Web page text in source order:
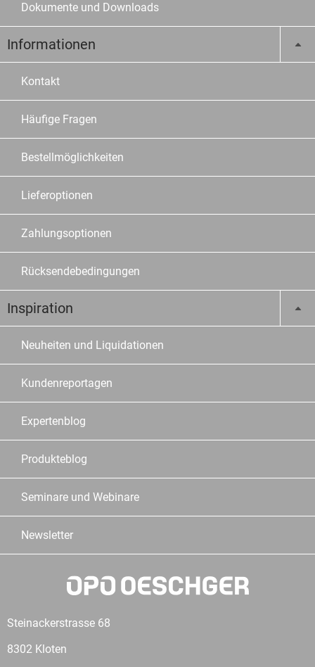
Dokumente und Downloads
Informationen
Kontakt
Häufige Fragen
Bestellmöglichkeiten
Lieferoptionen
Zahlungsoptionen
Rücksendebedingungen
Inspiration
Neuheiten und Liquidationen
Kundenreportagen
Expertenblog
Produkteblog
Seminare und Webinare
Newsletter
Steinackerstrasse 68
8302 Kloten